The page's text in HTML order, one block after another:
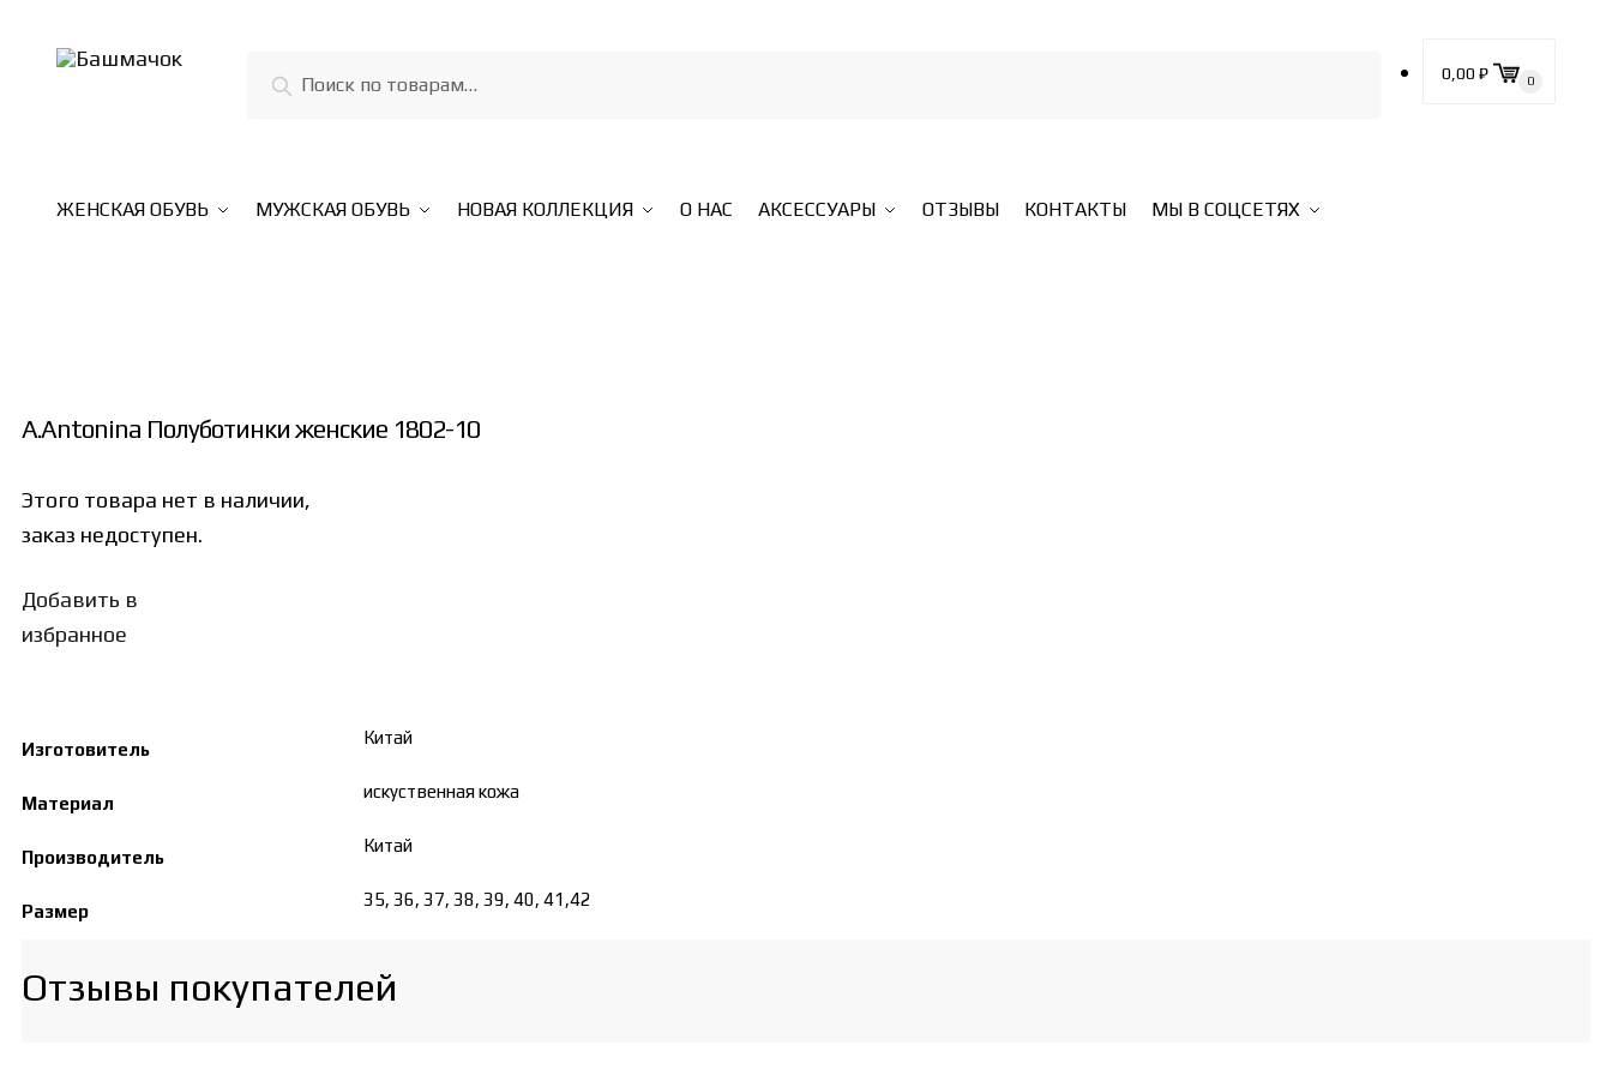
Поиск 0,00 ₽ 0
ЖЕНСКАЯ ОБУВЬ МУЖСКАЯ ОБУВЬ НОВАЯ КОЛЛЕКЦИЯ О НАС АКСЕССУАРЫ ОТЗЫВЫ КОНТАКТЫ МЫ В СОЦСЕТЯХ
A.Antonina Полуботинки женские 1802-10
Этого товара нет в наличии,
заказ недоступен.
Добавить в
избранное
Изготовитель
Китай
Материал
искуственная кожа
Производитель
Китай
Размер
35, 36, 37, 38, 39, 40, 41,42
Отзывы покупателей​